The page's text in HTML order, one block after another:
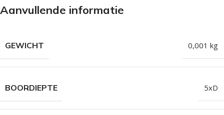
Aanvullende informatie
GEWICHT 0,001 kg
BOORDIEPTE 5xD